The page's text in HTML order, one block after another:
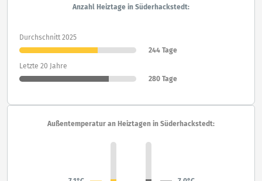
Anzahl Heiztage in Süderhackstedt:
Durchschnitt 2025
244 Tage
Letzte 20 Jahre
280 Tage
Außentemperatur an Heiztagen in Süderhackstedt: